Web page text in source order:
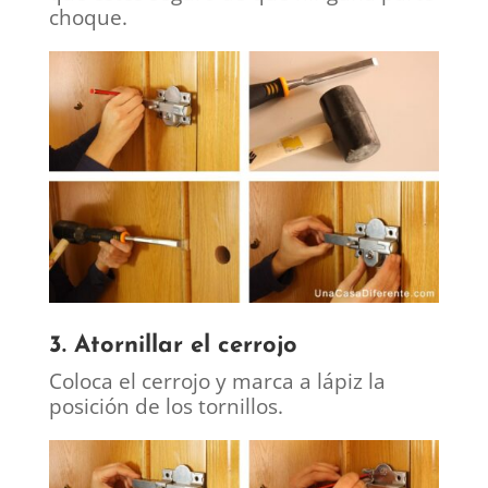
choque.
3. Atornillar el cerrojo
Coloca el cerrojo y marca a lápiz la
posición de los tornillos.